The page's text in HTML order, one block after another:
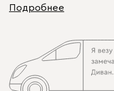
Подробнее